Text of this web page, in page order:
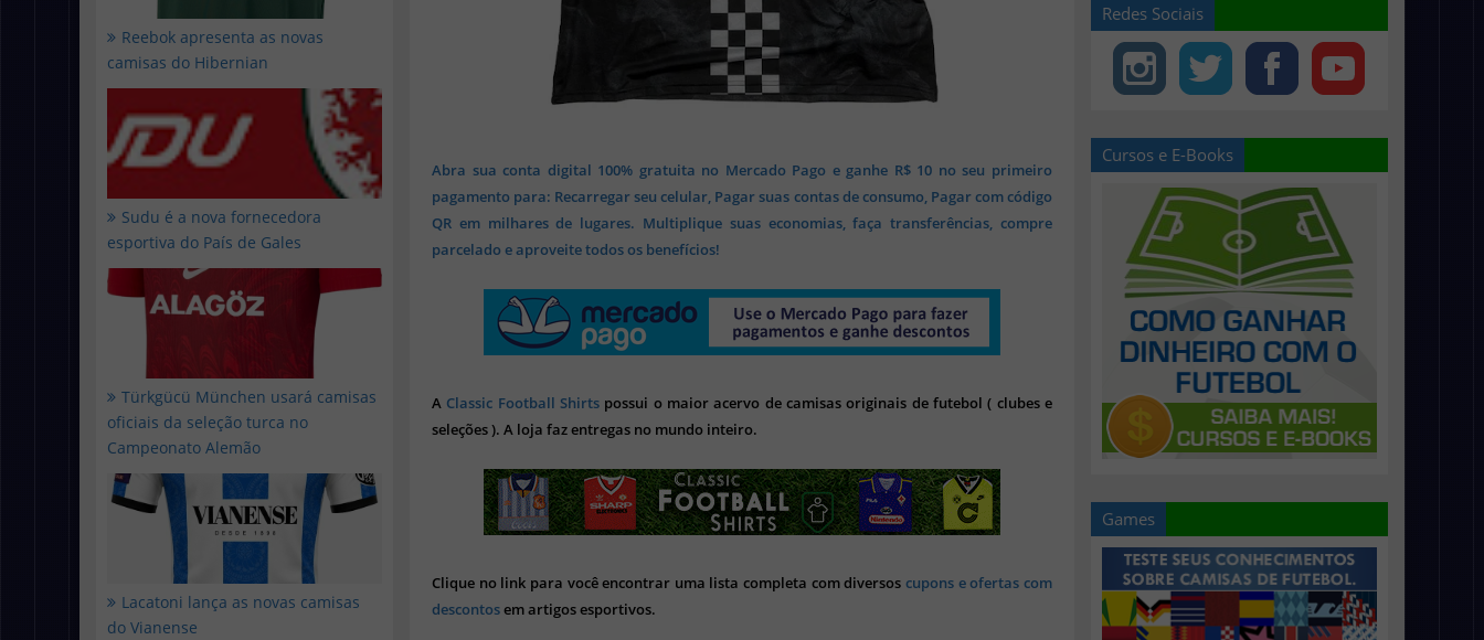
Reebok apresenta as novas
camisas do Hibernian
Sudu é a nova fornecedora
esportiva do País de Gales
Türkgücü München usará camisas
oficiais da seleção turca no
Campeonato Alemão
Lacatoni lança as novas camisas
do Vianense
Abra sua conta digital 100% gratuita no Mercado Pago e ganhe R$ 10 no seu primeiro
pagamento para: Recarregar seu celular, Pagar suas contas de consumo, Pagar com código
QR em milhares de lugares. Multiplique suas economias, faça transferências, compre
parcelado e aproveite todos os benefícios!
A Classic Football Shirts possui o maior acervo de camisas originais de futebol ( clubes e
seleções ). A loja faz entregas no mundo inteiro.
Clique no link para você encontrar uma lista completa com diversoscupons e ofertas com
descontosem artigos esportivos.
Redes Sociais
Cursos e E-Books
Games